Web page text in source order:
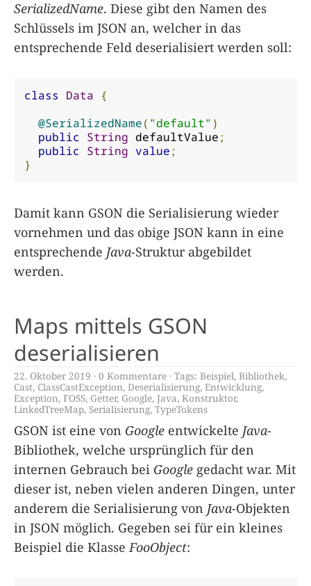
SerializedName. Diese gibt den Namen des
Schlüssels im JSON an, welcher in das
entsprechende Feld deserialisiert werden soll:
class Data {
@SerializedName( "default" )
public String defaultValue ;
public String value ;
}
Damit kann GSON die Serialisierung wieder
vornehmen und das obige JSON kann in eine
entsprechende Java-Struktur abgebildet
werden.
Maps mittels GSON
deserialisieren
22. Oktober 2019 0 Kommentare Tags: Beispiel, Bibliothek,
Cast, ClassCastException, Deserialisierung, Entwicklung,
Exception, FOSS, Getter, Google, Java, Konstruktor,
LinkedTreeMap, Serialisierung, TypeTokens
GSON ist eine von Google entwickelte Java-
Bibliothek, welche ursprünglich für den
internen Gebrauch bei Google gedacht war. Mit
dieser ist, neben vielen anderen Dingen, unter
anderem die Serialisierung von Java-Objekten
in JSON möglich. Gegeben sei für ein kleines
Beispiel die Klasse FooObject: